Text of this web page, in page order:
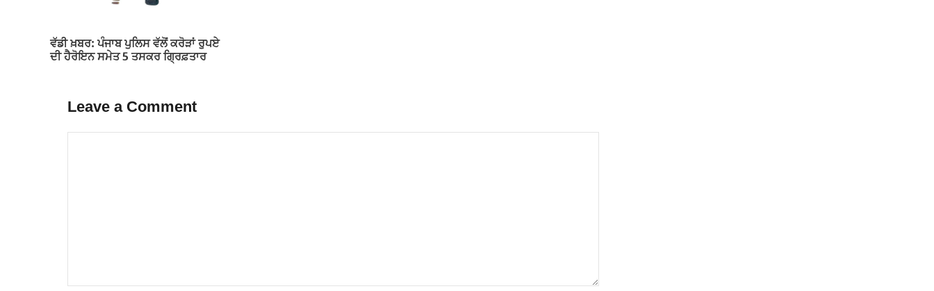
ਵੱਡੀ ਖ਼ਬਰ: ਪੰਜਾਬ ਪੁਲਿਸ ਵੱਲੋਂ ਕਰੋੜਾਂ ਰੁਪਏ
ਦੀ ਹੈਰੋਇਨ ਸਮੇਤ 5 ਤਸਕਰ ਗ੍ਰਿਫ਼ਤਾਰ
Leave a Comment